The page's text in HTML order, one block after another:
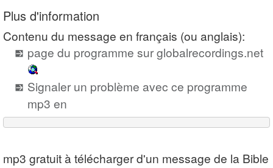
Plus d'information
Contenu du message en français (ou anglais):
page du programme sur globalrecordings.net
Signaler un problème avec ce programme
mp3 en
mp3 gratuit à télécharger d'un message de la Bible